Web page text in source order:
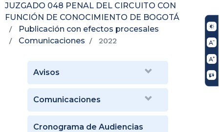
JUZGADO 048 PENAL DEL CIRCUITO CON
FUNCIÓN DE CONOCIMIENTO DE BOGOTÁ
Publicación con efectos procesales
Comunicaciones
2022
Avisos
Comunicaciones
Cronograma de Audiencias